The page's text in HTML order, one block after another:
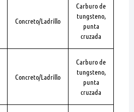
Concreto/Ladrillo
Carburo de
tungsteno,
punta
cruzada
Concreto/Ladrillo
Carburo de
tungsteno,
punta
cruzada